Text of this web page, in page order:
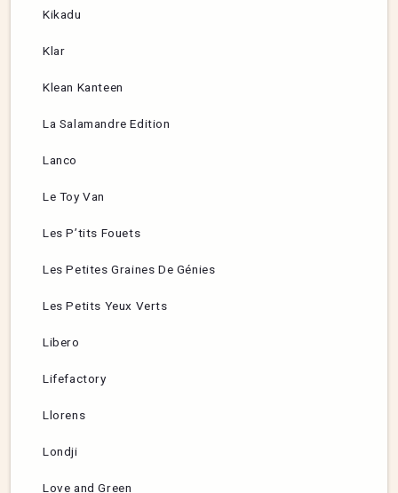
Kikadu
Klar
Klean Kanteen
La Salamandre Edition
Lanco
Le Toy Van
Les P’tits Fouets
Les Petites Graines De Génies
Les Petits Yeux Verts
Libero
Lifefactory
Llorens
Londji
Love and Green